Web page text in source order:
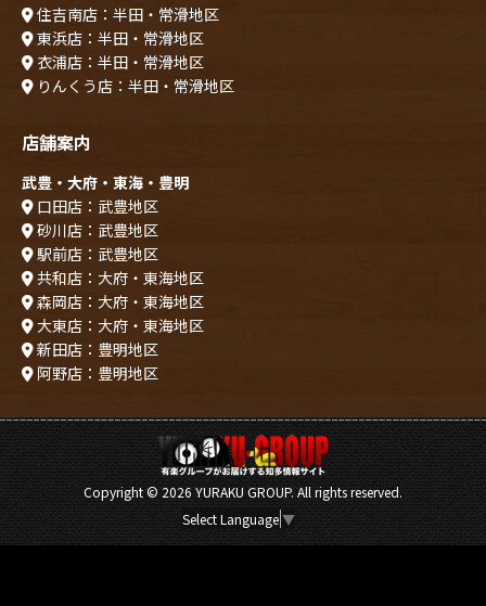
住吉南店：半田・常滑地区
東浜店：半田・常滑地区
衣浦店：半田・常滑地区
りんくう店：半田・常滑地区
店舗案内
武豊・大府・東海・豊明
口田店：武豊地区
砂川店：武豊地区
駅前店：武豊地区
共和店：大府・東海地区
森岡店：大府・東海地区
大東店：大府・東海地区
新田店：豊明地区
阿野店：豊明地区
Copyright ©2026 YURAKU GROUP. All rights reserved.
Select Language ▼